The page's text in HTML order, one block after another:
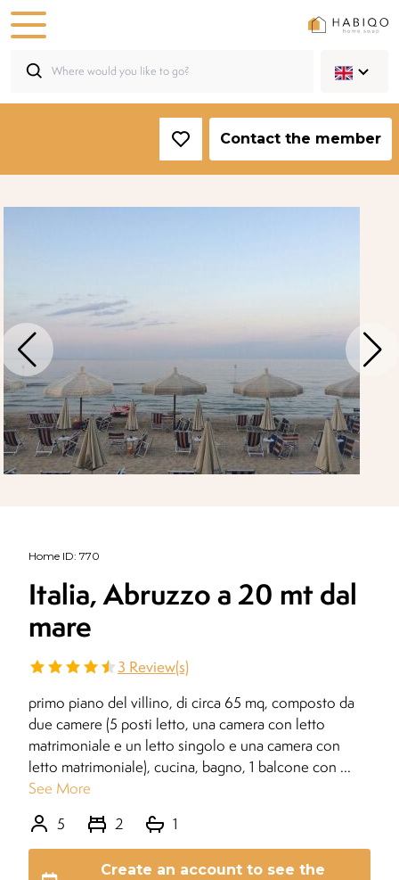
Contact the member
Home ID: 770
Italia, Abruzzo a 20 mt dal
mare
3 Review(s)
primo piano del villino, di circa 65 mq, composto da
due camere (5 posti letto, una camera con letto
matrimoniale e un letto singolo e una camera con
letto matrimoniale), cucina, bagno, 1 balcone con ...
See More
5
2 1
Create an account to see the